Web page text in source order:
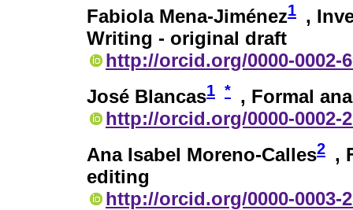
Fabiola Mena-Jiménez1 ,
Writing - original draft
http://orcid.org/0000-0002-
José Blancas1 * , Formal
http://orcid.org/0000-0002-
Ana Isabel Moreno-Calles2 ,
editing
http://orcid.org/0000-0003-